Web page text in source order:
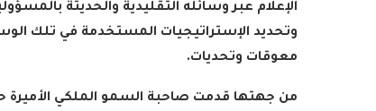
الإعلام عبر وسائله التقليدية والحديثة
وتحديد الإستراتيجيات المستخدمة في تلك
معوقات وتحديات.
من جهتها قدمت صاحبة السمو الملكي